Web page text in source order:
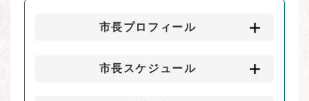
市長プロフィール
市長スケジュール